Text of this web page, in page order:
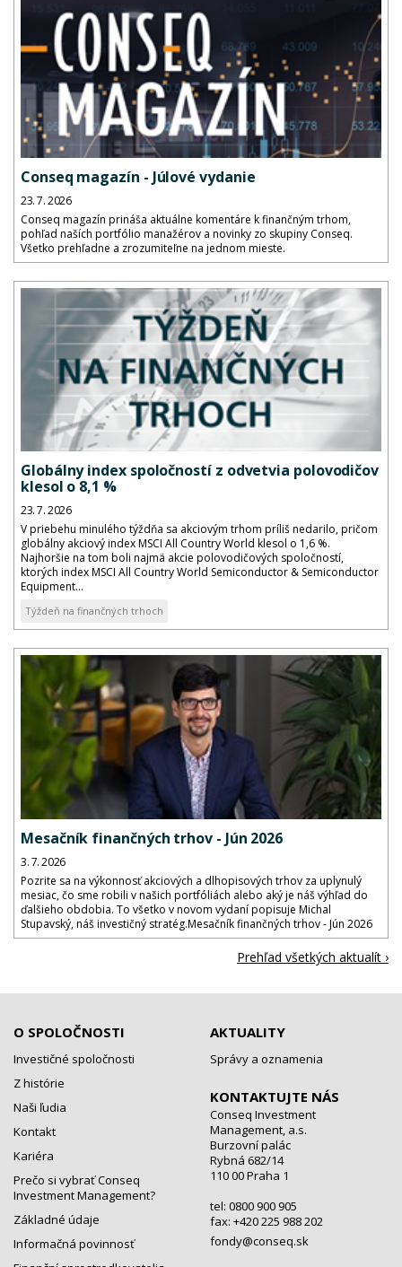
Conseq magazín - Júlové vydanie
23. 7. 2026
Conseq magazín prináša aktuálne komentáre k finančným trhom,
pohľad naších portfólio manažérov a novinky zo skupiny Conseq.
Všetko prehľadne a zrozumiteľne na jednom mieste.
Globálny index spoločností z odvetvia polovodičov
klesol o 8,1 %
23. 7. 2026
V priebehu minulého týždňa sa akciovým trhom príliš nedarilo, pričom
globálny akciový index MSCI All Country World klesol o 1,6 %.
Najhoršie na tom boli najmä akcie polovodičových spoločností,
ktorých index MSCI All Country World Semiconductor & Semiconductor
Equipment...
Týždeň na finančných trhoch
Mesačník finančných trhov - Jún 2026
3. 7. 2026
Pozrite sa na výkonnosť akciových a dlhopisových trhov za uplynulý
mesiac, čo sme robili v našich portfóliách alebo aký je náš výhľad do
ďalšieho obdobia. To všetko v novom vydaní popisuje Michal
Stupavský, náš investičný stratég.Mesačník finančných trhov - Jún 2026
Prehľad všetkých aktualít ›
O SPOLOČNOSTI
Investičné spoločnosti
Z histórie
Naši ľudia
Kontakt
Kariéra
Prečo si vybrať Conseq
Investment Management?
Základné údaje
Informačná povinnosť
AKTUALITY
Správy a oznamenia
KONTAKTUJTE NÁS
Conseq Investment
Management, a.s.
Burzovní palác
Rybná 682/14
110 00 Praha 1
tel: 0800 900 905
fax: +420 225 988 202
fondy@conseq.sk